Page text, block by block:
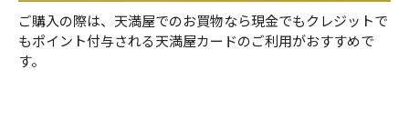
ご購入の際は、天満屋でのお買物なら現金でもクレジットで
もポイント付与される天満屋カードのご利用がおすすめで
す。